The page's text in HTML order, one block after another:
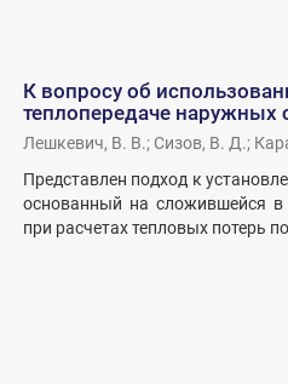
К вопросу об
теплопередаче наружных
Лешкевич, В. В.; Сизов, В. Д.;
Представлен подход к
основанный на сложившейся в
при расчетах тепловых потерь